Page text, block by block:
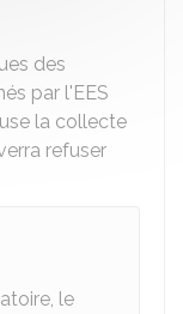
des
par l'EES
la collecte
refuser
le